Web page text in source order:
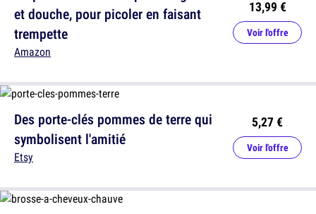
Des porte-clés pommes de terre qui
symbolisent l'amitié
Etsy
5,27 €
Voir l'offre
et douche, pour picoler en faisant
trempette
Amazon
13,99 €
Voir l'offre